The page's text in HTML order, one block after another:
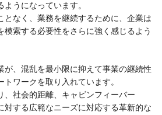
うになっています。
となく、業務を継続するために、企業は
模索する必要性をさらに強く感じるよう
が、混乱を最小限に抑えて事業の継続性
ワークを取り入れています。
、社会的距離、キャビンフィーバー
対する広範なニーズに対応する革新的な